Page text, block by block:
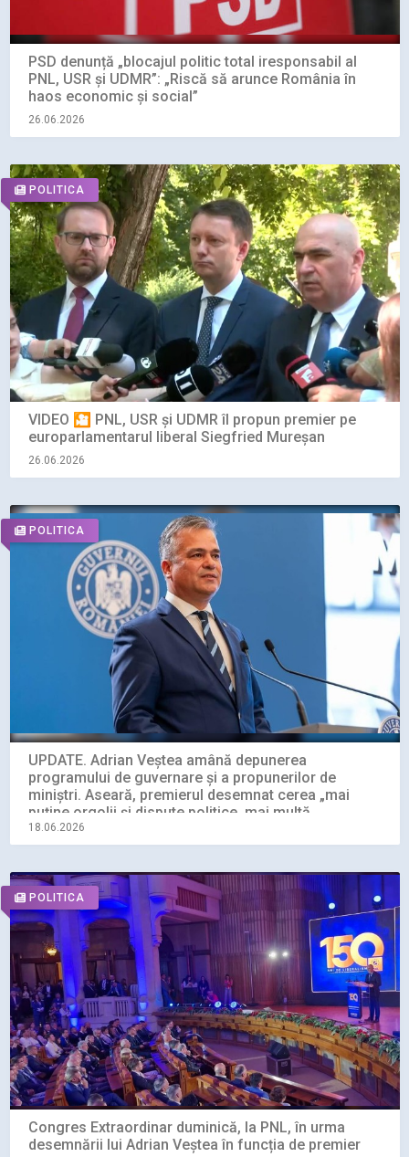
PSD denunță „blocajul politic total iresponsabil al
PNL, USR și UDMR”: „Riscă să arunce România în
haos economic și social”
26.06.2026
POLITICA
VIDEO 🎦 PNL, USR și UDMR îl propun premier pe
europarlamentarul liberal Siegfried Mureșan
26.06.2026
POLITICA
UPDATE. Adrian Veștea amână depunerea
programului de guvernare și a propunerilor de
miniștri. Aseară, premierul desemnat cerea „mai
puține orgolii și dispute politice, mai multă
responsabilitate!”
18.06.2026
POLITICA
Congres Extraordinar duminică, la PNL, în urma
desemnării lui Adrian Veștea în funcția de premier